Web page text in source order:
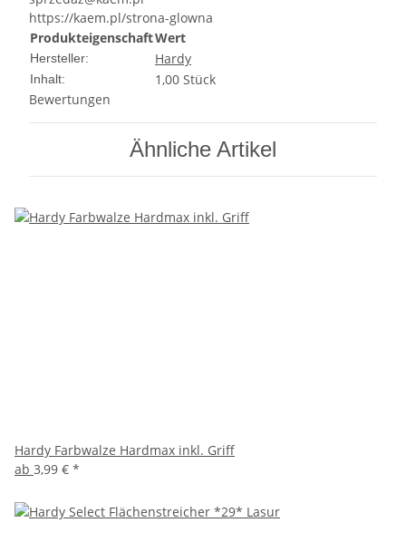
https://kaem.pl/strona-glowna
ProdukteigenschaftWert
Hersteller: Hardy
Inhalt:
1,00 Stück
Bewertungen
Ähnliche Artikel
Hardy Farbwalze Hardmax inkl. Griff
ab 3,99 € *